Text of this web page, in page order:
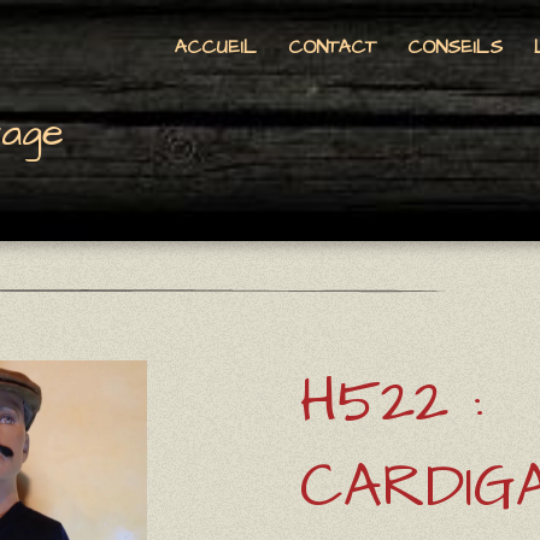
ACCUEIL CONTACT CONSEILS
H522 :